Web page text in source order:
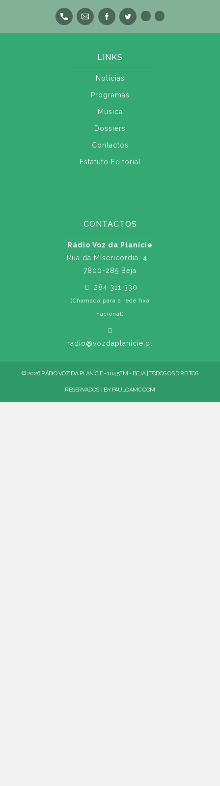
LINKS
Notícias
Programas
Música
Dossiers
Contactos
Estatuto Editorial
CONTACTOS
Rádio Voz da Planície
Rua da Misericórdia, 4 -
7800-285 Beja
284 311 330
(Chamada para a rede fixa
nacional)
radio@vozdaplanicie.pt
© 2026 RÁDIO VOZ DA PLANÍCIE - 104.5FM - BEJA | TODOS OS DIREITOS
RESERVADOS. | BY PAULOAMC.COM